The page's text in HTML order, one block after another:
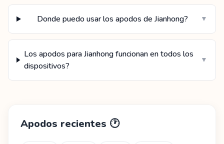
Donde puedo usar los apodos de Jianhong? ▼
Los apodos para Jianhong funcionan en todos los
dispositivos?
▼
Apodos recientes 🕐